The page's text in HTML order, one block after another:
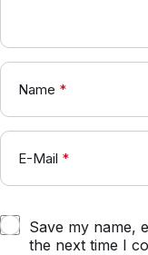
Name *
E-Mail *
Save my name,
the next time I